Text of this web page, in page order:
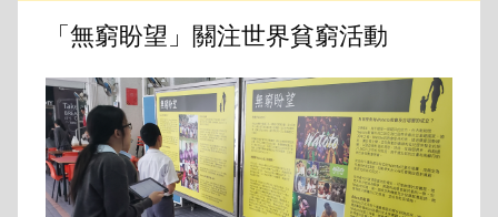
「無窮盼望」關注世界貧窮活動